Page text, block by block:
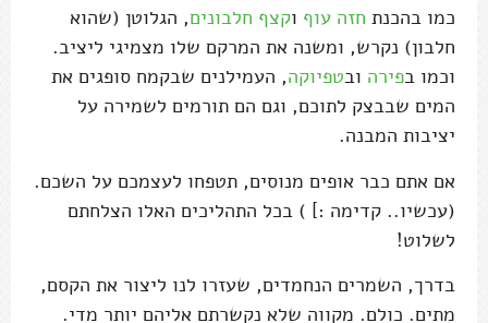
כמו בהכנת חזה עוף וקצף חלבונים, הגלוטן (שהוא
חלבון) נקרש, ומשנה את המרקם שלו מצמיגי ליציב.
וכמו בפירה ובטפיוקה, העמילנים שבקמח סופגים את
המים שבבצק לתוכם, וגם הם תורמים לשמירה על
יציבות המבנה.
אם אתם כבר אופים מנוסים, תטפחו לעצמכם על השכם.
(עכשיו.. קדימה :] ) בכל התהליכים האלו הצלחתם
לשלוט!
בדרך, השמרים הנחמדים, שעזרו לנו ליצור את הקסם,
מתים. כולם. מקווה שלא נקשרתם אליהם יותר מדי.